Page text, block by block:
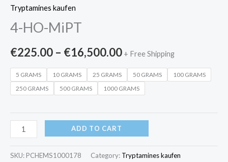
Tryptamines kaufen
4-HO-MiPT
€225.00 – €16,500.00 + Free Shipping
5 GRAMS 10 GRAMS 25 GRAMS 50 GRAMS
100 GRAMS
250 GRAMS
500 GRAMS 1000 GRAMS
ADD TO CART
SKU: PCHEMS1000178 Category: Tryptamines kaufen